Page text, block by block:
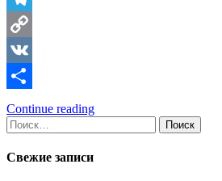
Telegram
Copy
Link
VK
Отправить
Continue reading
Найти:
Свежие записи